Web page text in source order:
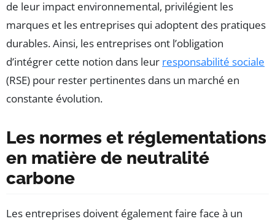
de leur impact environnemental, privilégient les
marques et les entreprises qui adoptent des pratiques
durables. Ainsi, les entreprises ont l’obligation
d’intégrer cette notion dans leur responsabilité sociale
(RSE) pour rester pertinentes dans un marché en
constante évolution.
Les normes et réglementations
en matière de neutralité
carbone
Les entreprises doivent également faire face à un